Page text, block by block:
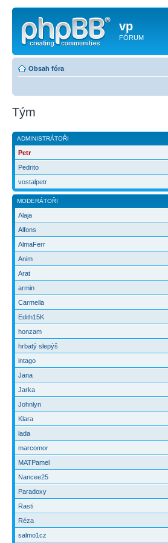
vp
FÓRUM
Obsah fóra
Tým
ADMINISTRÁTOŘI
Petr
Pedrito
vostalpetr
MODERÁTOŘI
Alaja
Alfons
AlmaFerr
Anim
Arat
armin
Carmella
Edith15K
honzam
hrbatý slepýš
intago
Jana
Jarka
Johnlyn
Klara
lada
marcomor
MATPamel
Nancee25
Paradoxy
Rasti
Réza
salmo1cz